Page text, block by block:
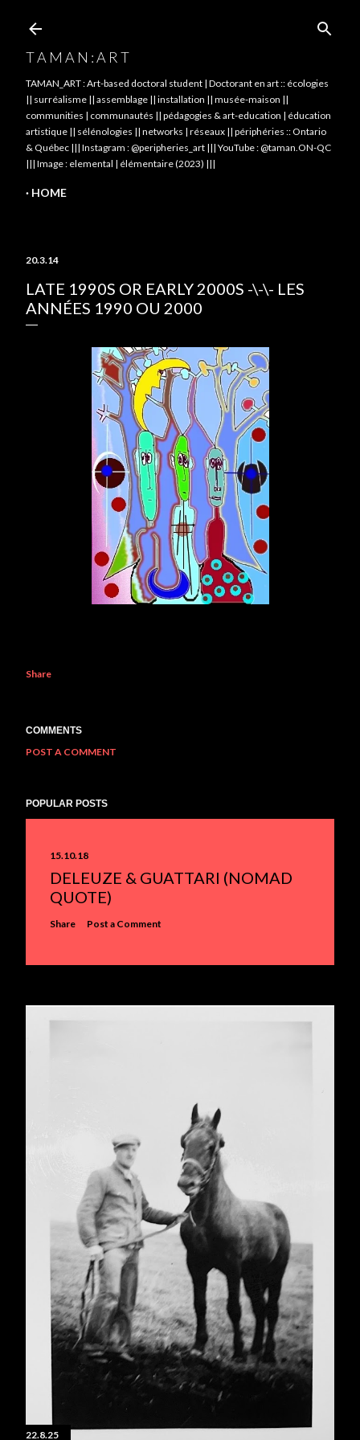
T A M A N : A R T
TAMAN_ART : Art-based doctoral student | Doctorant en art :: écologies
|| surréalisme || assemblage || installation || musée-maison ||
communities | communautés || pédagogies & art-education | éducation
artistique || sélénologies || networks | réseaux || périphéries :: Ontario
& Québec ||| Instagram : @peripheries_art ||| YouTube : @taman.ON-QC
||| Image : elemental | élémentaire (2023) |||
HOME
20.3.14
LATE 1990S OR EARLY 2000S -\-\- LES
ANNÉES 1990 OU 2000
Share
COMMENTS
POST A COMMENT
POPULAR POSTS
15.10.18
DELEUZE & GUATTARI (NOMAD
QUOTE)
Share Post a Comment
22.8.25